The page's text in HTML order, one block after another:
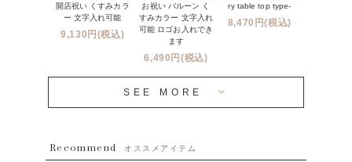
オプション
成人式・卒業式・入学式バルーンブーケ
新商品
~３０００円
~５５００円
コンフェッティバルーンについて
ハワイウェディングサービス
開店祝い くすみカラ
ー 文字入れ可能
9,130円(税込)
お祝い バルーン く
すみカラー 文字入れ
可能 ロゴお入れでき
ます
6,490円(税込)
ry table top type-
8,470円(税込)
SEE MORE
Recommend オススメアイテム